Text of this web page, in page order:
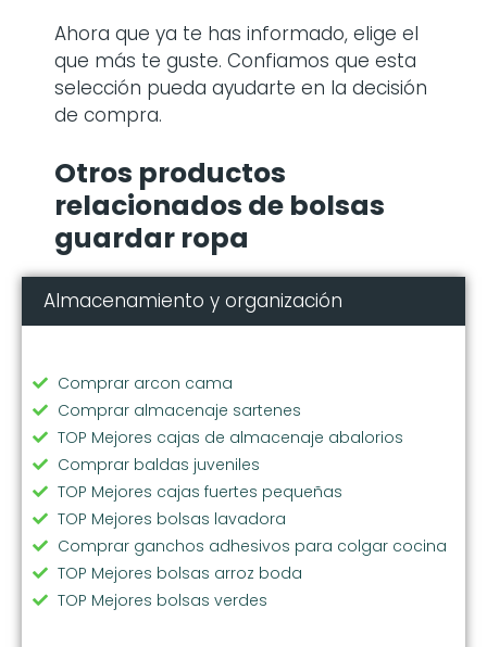
Ahora que ya te has informado, elige el
que más te guste. Confiamos que esta
selección pueda ayudarte en la decisión
de compra.
Otros productos
relacionados de bolsas
guardar ropa
Almacenamiento y organización
Comprar arcon cama
Comprar almacenaje sartenes
TOP Mejores cajas de almacenaje abalorios
Comprar baldas juveniles
TOP Mejores cajas fuertes pequeñas
TOP Mejores bolsas lavadora
Comprar ganchos adhesivos para colgar cocina
TOP Mejores bolsas arroz boda
TOP Mejores bolsas verdes